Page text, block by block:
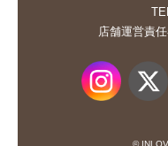
店舗運営責
©